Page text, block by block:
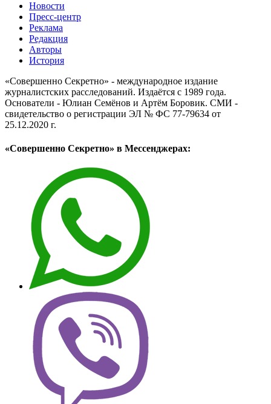
Новости
Пресс-центр
Реклама
Редакция
Авторы
История
«Совершенно Секретно» - международное издание
журналистских расследований. Издаётся с 1989 года.
Основатели - Юлиан Семёнов и Артём Боровик. CМИ -
свидетельство о регистрации ЭЛ № ФС 77-79634 от
25.12.2020 г.
«Совершенно Секретно» в Мессенджерах: